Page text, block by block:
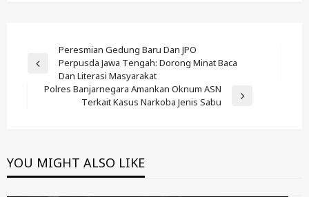
Navigation
Previous
Peresmian Gedung Baru Dan JPO
Perpusda Jawa Tengah: Dorong Minat Baca
Dan Literasi Masyarakat
Polres Banjarnegara Amankan Oknum ASN
Terkait Kasus Narkoba Jenis Sabu
YOU MIGHT ALSO LIKE